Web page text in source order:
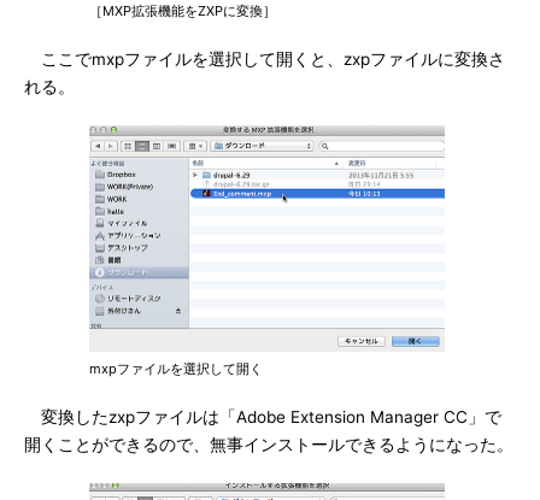
［MXP拡張機能をZXPに変換］
ここでmxpファイルを選択して開くと、zxpファイルに変換さ
れる。
mxpファイルを選択して開く
変換したzxpファイルは「Adobe Extension Manager CC」で
開くことができるので、無事インストールできるようになった。